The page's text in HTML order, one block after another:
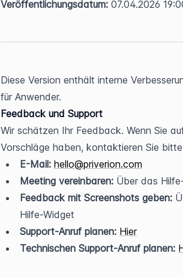
Veröffentlichungsdatum: 07.04.2026
Diese Version enthält interne
für Anwender.
Feedback und Support
Wir schätzen Ihr Feedback. Wenn Sie
Vorschläge haben, kontaktieren Sie
E-Mail: hello@priverion.com
Meeting vereinbaren: Über das
Feedback mit Screenshots geben:
Hilfe-Widget
Support-Anruf planen: Hier
Technischen Support-Anruf planen: